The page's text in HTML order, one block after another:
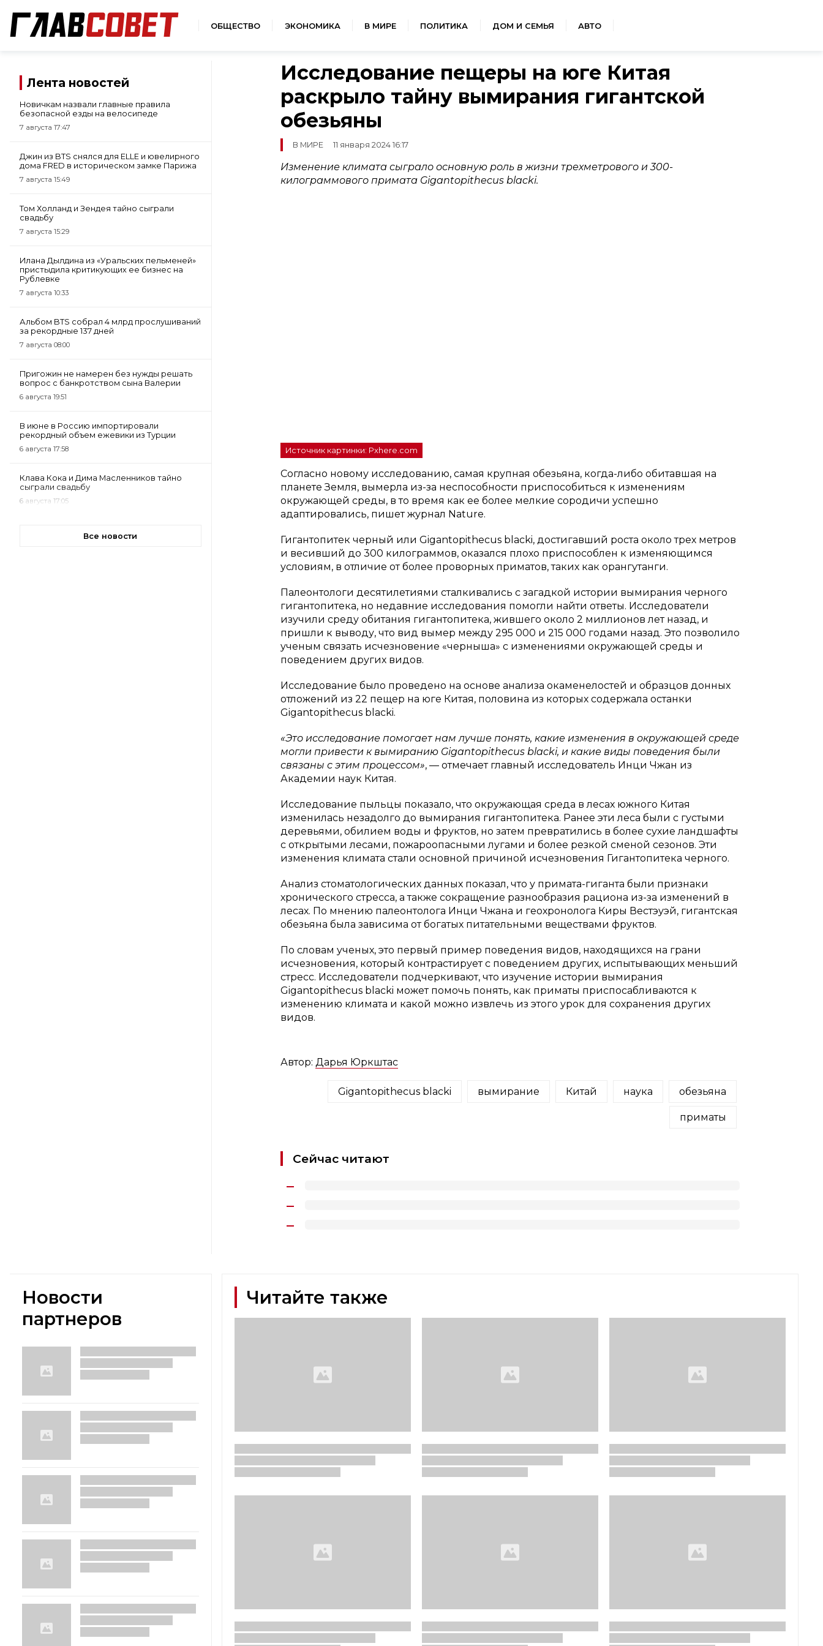
ОБЩЕСТВО ЭКОНОМИКА В МИРЕ ПОЛИТИКА ДОМ И СЕМЬЯ АВТО
Лента новостей
Новичкам назвали главные правила
безопасной езды на велосипеде
7 августа 17:47
Джин из BTS снялся для ELLE и ювелирного
дома FRED в историческом замке Парижа
7 августа 15:49
Том Холланд и Зендея тайно сыграли
свадьбу
7 августа 15:29
Илана Дылдина из «Уральских пельменей»
пристыдила критикующих ее бизнес на
Рублевке
7 августа 10:33
Альбом BTS собрал 4 млрд прослушиваний
за рекордные 137 дней
7 августа 08:00
Пригожин не намерен без нужды решать
вопрос с банкротством сына Валерии
6 августа 19:51
В июне в Россию импортировали
рекордный объем ежевики из Турции
6 августа 17:58
Клава Кока и Дима Масленников тайно
сыграли свадьбу
6 августа 17:05
Все новости
Исследование пещеры на юге Китая
раскрыло тайну вымирания гигантской
обезьяны
В МИРЕ 11 января 2024 16:17
Изменение климата сыграло основную роль в жизни трехметрового и 300-
килограммового примата Gigantopithecus blacki.
Источник картинки: Pxhere.com
Согласно новому исследованию, самая крупная обезьяна, когда-либо обитавшая на
планете Земля, вымерла из-за неспособности приспособиться к изменениям
окружающей среды, в то время как ее более мелкие сородичи успешно
адаптировались, пишет журнал Nature.
Гигантопитек черный или Gigantopithecus blacki, достигавший роста около трех метров
и весивший до 300 килограммов, оказался плохо приспособлен к изменяющимся
условиям, в отличие от более проворных приматов, таких как орангутанги.
Палеонтологи десятилетиями сталкивались с загадкой истории вымирания черного
гигантопитека, но недавние исследования помогли найти ответы. Исследователи
изучили среду обитания гигантопитека, жившего около 2 миллионов лет назад, и
пришли к выводу, что вид вымер между 295 000 и 215 000 годами назад. Это позволило
ученым связать исчезновение «черныша» с изменениями окружающей среды и
поведением других видов.
Исследование было проведено на основе анализа окаменелостей и образцов донных
отложений из 22 пещер на юге Китая, половина из которых содержала останки
Gigantopithecus blacki.
«Это исследование помогает нам лучше понять, какие изменения в окружающей среде
могли привести к вымиранию Gigantopithecus blacki, и какие виды поведения были
связаны с этим процессом», — отмечает главный исследователь Инци Чжан из
Академии наук Китая.
Исследование пыльцы показало, что окружающая среда в лесах южного Китая
изменилась незадолго до вымирания гигантопитека. Ранее эти леса были с густыми
деревьями, обилием воды и фруктов, но затем превратились в более сухие ландшафты
с открытыми лесами, пожароопасными лугами и более резкой сменой сезонов. Эти
изменения климата стали основной причиной исчезновения Гигантопитека черного.
Анализ стоматологических данных показал, что у примата-гиганта были признаки
хронического стресса, а также сокращение разнообразия рациона из-за изменений в
лесах. По мнению палеонтолога Инци Чжана и геохронолога Киры Вестэуэй, гигантская
обезьяна была зависима от богатых питательными веществами фруктов.
По словам ученых, это первый пример поведения видов, находящихся на грани
исчезновения, который контрастирует с поведением других, испытывающих меньший
стресс. Исследователи подчеркивают, что изучение истории вымирания
Gigantopithecus blacki может помочь понять, как приматы приспосабливаются к
изменению климата и какой можно извлечь из этого урок для сохранения других
видов.
Автор: Дарья Юркштас
Gigantopithecus blacki вымирание Китай наука обезьяна
приматы
Сейчас читают
Новости
партнеров
Читайте также